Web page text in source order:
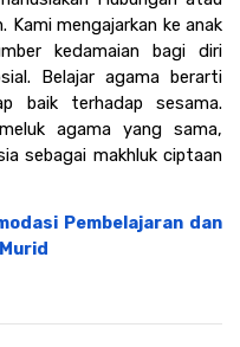
Kami mengajarkan ke anak
kedamaian bagi diri
Belajar agama berarti
baik terhadap sesama.
agama yang sama,
sebagai makhluk ciptaan
Pembelajaran dan